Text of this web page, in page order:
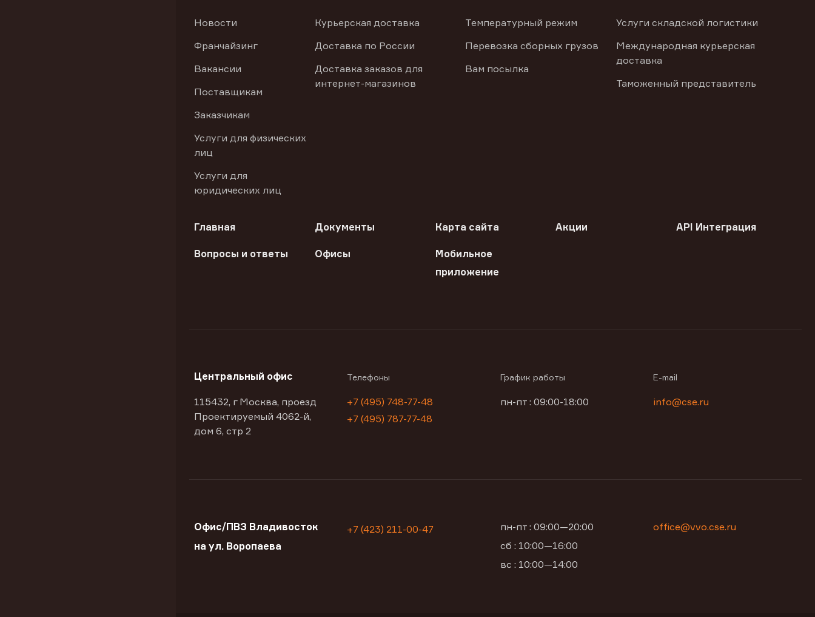
Новости
Франчайзинг
Вакансии
Поставщикам
Заказчикам
Услуги для физических
лиц
Услуги для
юридических лиц
Курьерская доставка
Доставка по России
Доставка заказов для
интернет-магазинов
Температурный режим
Перевозка сборных грузов
Вам посылка
Услуги складской логистики
Международная курьерская
доставка
Таможенный представитель
Главная Документы Карта сайта Акции API Интеграция
Вопросы и ответы Офисы
Мобильное
приложение
Центральный офис
115432, г Москва, проезд
Проектируемый 4062-й,
дом 6, стр 2
Телефоны
+7 (495) 748-77-48
+7 (495) 787-77-48
График работы
пн-пт : 09:00-18:00
E-mail
info@cse.ru
Офис/ПВЗ Владивосток
на ул. Воропаева
+7 (423) 211-00-47
пн-пт : 09:00—20:00
сб : 10:00—16:00
вс : 10:00—14:00
office@vvo.cse.ru